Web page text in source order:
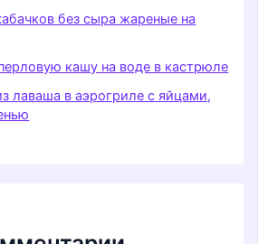
без сыра жареные на
кашу на воде в кастрюле
лаваша в аэрогриле с яйцами,